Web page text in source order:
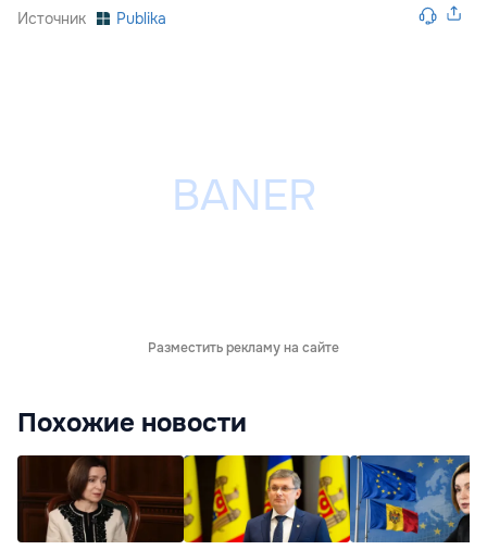
Источник Publika
Разместить рекламу на сайте
Похожие новости